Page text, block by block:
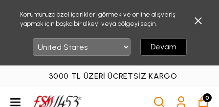
Konumunuza özel içerikleri görmek ve online alışveriş
yapmak için başka bir ülkeyi veya bölgeyi seçin.
Devam
3000 TL ÜZERI ÜCRETSIZ KARGO
0